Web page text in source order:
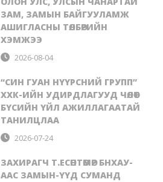
ЗАМ, ЗАМЫН БАЙГУУЛАМЖ
АШИГЛАСНЫ ТӨЛБӨРИЙН
ХЭМЖЭЭ
2026-08-04
“СИН ГУАН НҮҮРСНИЙ ГРУПП”
ХХК-ИЙН УДИРДЛАГУУД ЧӨЛӨӨТ
БҮСИЙН ҮЙЛ АЖИЛЛАГААТАЙ
ТАНИЛЦЛАА
2026-07-24
ЗАХИРАГЧ Т.ЕСӨНТӨМӨР БНХАУ-
ААС ЗАМЫН-ҮҮД СУМАНД